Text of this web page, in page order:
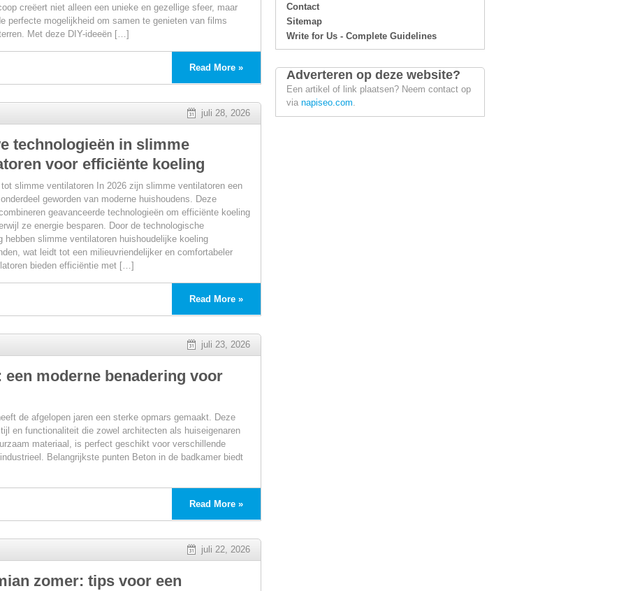
creëert niet alleen een unieke en gezellige sfeer, maar
perfecte mogelijkheid om samen te genieten van films
Met deze DIY-ideeën […]
Read More »
juli 28, 2026
technologieën in slimme
voor efficiënte koeling
tot slimme ventilatoren In 2026 zijn slimme ventilatoren een
geworden van moderne huishoudens. Deze
geavanceerde technologieën om efficiënte koeling
ze energie besparen. Door de technologische
hebben slimme ventilatoren huishoudelijke koeling
wat leidt tot een milieuvriendelijker en comfortabeler
bieden efficiëntie met […]
Read More »
juli 23, 2026
moderne benadering voor
de afgelopen jaren een sterke opmars gemaakt. Deze
en functionaliteit die zowel architecten als huiseigenaren
materiaal, is perfect geschikt voor verschillende
Belangrijkste punten Beton in de badkamer biedt
Read More »
juli 22, 2026
zomer: tips voor een
Contact
Sitemap
Write for Us - Complete Guidelines
Adverteren op deze website?
Een artikel of link plaatsen? Neem contact op
via napiseo.com.